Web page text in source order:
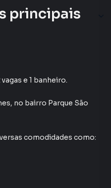
principais
e 1 banheiro.
, no bairro Parque São
comodidades como: